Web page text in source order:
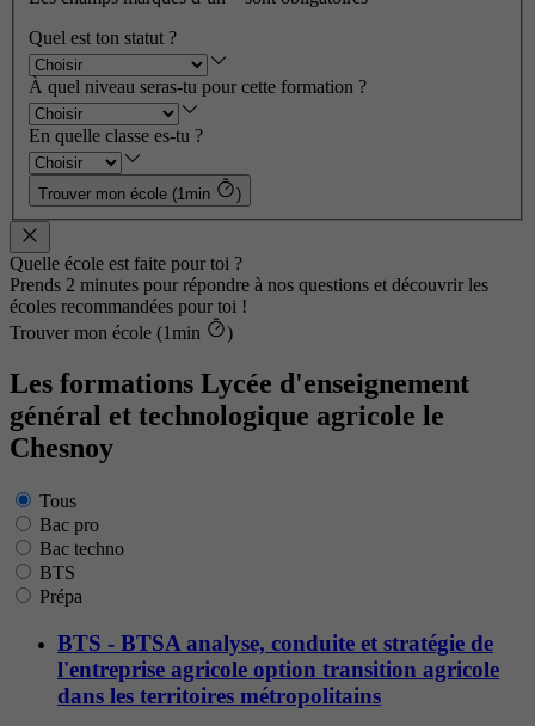
Quel est ton statut ?
À quel niveau seras-tu pour cette formation ?
En quelle classe es-tu ?
Trouver mon école (1min )
Quelle école est faite pour toi ?
Prends 2 minutes pour répondre à nos questions et découvrir les
écoles recommandées pour toi !
Trouver mon école (1min
)
Les formations Lycée d'enseignement
général et technologique agricole le
Chesnoy
Tous
Bac pro
Bac techno
BTS
Prépa
BTS - BTSA analyse, conduite et stratégie de
l'entreprise agricole option transition agricole
dans les territoires métropolitains